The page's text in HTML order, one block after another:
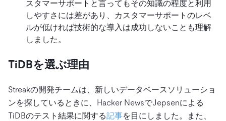
スタマーサポートと言ってもその知識の程度と利用
しやすさには差があり、カスタマーサポートのレベ
ルが低ければ技術的な導入は成功しないことも理解
しました。
TiDBを選ぶ理由
Streakの開発チームは、新しいデータベースソリューショ
ンを探しているときに、Hacker NewsでJepsenによる
TiDBのテスト結果に関する記事を目にしました。また、